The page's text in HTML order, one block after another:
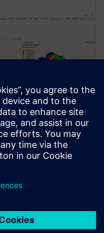
AI
traditional solvers.